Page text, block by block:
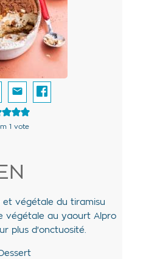
1 vote
et végétale du tiramisu
végétale au yaourt Alpro
plus d'onctuosité.